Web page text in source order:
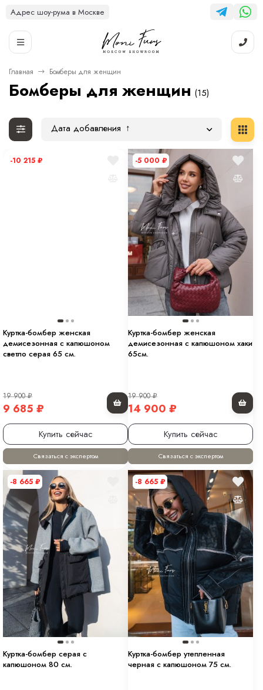
Адрес шоу-рума в Москве
Главная Бомберы для женщин
Бомберы для женщин (15)
Дата добавления
-10 215 ₽
Куртка-бомбер женская
демисезонная с капюшоном
светло серая 65 см.
19 900₽
9 685 ₽
Купить сейчас
Связаться с экспертом
-5 000 ₽
Куртка-бомбер женская
демисезонная с капюшоном хаки
65см.
19 900₽
14 900 ₽
Купить сейчас
Связаться с экспертом
-8 665 ₽
Куртка-бомбер серая с
капюшоном 80 см.
-8 665 ₽
Куртка-бомбер утепленная
черная с капюшоном 75 см.